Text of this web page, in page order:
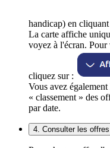
handicap) en cliquant
La carte affiche
voyez à l'écran.
cliquez sur :
Vous avez
« classement » des
par date.
4. Consulter les